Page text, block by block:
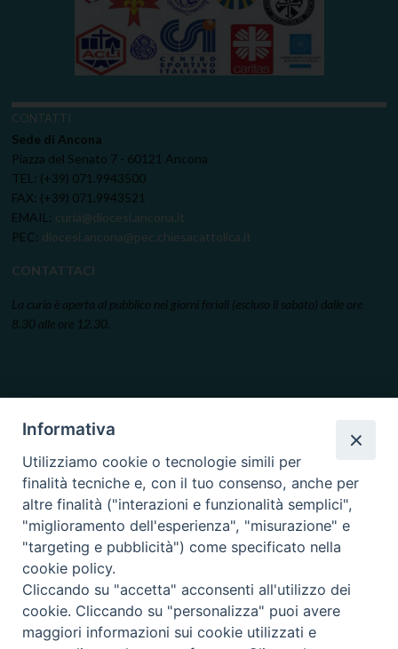
CONTATTI
Sede di Ancona
Piazza del Senato 7 - 60121 Ancona
TEL: (+39) 071.9943500
FAX: (+39) 071.9943521
EMAIL: curia@diocesi.ancona.it
PEC: diocesi.ancona@pec.chiesacattolica.it
CONTATTACI
La curia è aperta al pubblico nei giorni feriali (escluso il sabato) dalle ore
8.30 alle ore 12.30.
Informativa
Utilizziamo cookie o tecnologie simili per
finalità tecniche e, con il tuo consenso, anche per
altre finalità ("interazioni e funzionalità semplici",
"miglioramento dell'esperienza", "misurazione" e
"targeting e pubblicità") come specificato nella
cookie policy.
Cliccando su "accetta" acconsenti all'utilizzo dei
cookie. Cliccando su "personalizza" puoi avere
maggiori informazioni sui cookie utilizzati e